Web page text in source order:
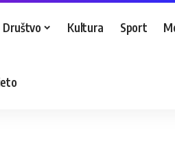
Društvo Kultura Sport